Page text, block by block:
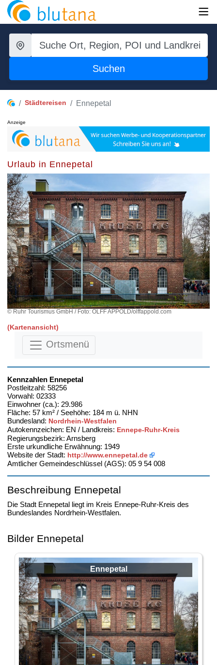
Suchen
Städtereisen Ennepetal
Anzeige
Urlaub in Ennepetal
© Ruhr Tourismus GmbH / Foto: OLFF APPOLD/olffappold.com
(Kartenansicht)
Ortsmenü
Kennzahlen Ennepetal
Postleitzahl: 58256
Vorwahl: 02333
Einwohner (ca.): 29.986
Fläche: 57 km² / Seehöhe: 184 m ü. NHN
Bundesland: Nordrhein-Westfalen
Autokennzeichen: EN / Landkreis: Ennepe-Ruhr-Kreis
Regierungsbezirk: Arnsberg
Erste urkundliche Erwähnung: 1949
Website der Stadt: http://www.ennepetal.de
Amtlicher Gemeindeschlüssel (AGS): 05 9 54 008
Beschreibung Ennepetal
Die Stadt Ennepetal liegt im Kreis Ennepe-Ruhr-Kreis des
Bundeslandes Nordrhein-Westfalen.
Bilder Ennepetal
Ennepetal